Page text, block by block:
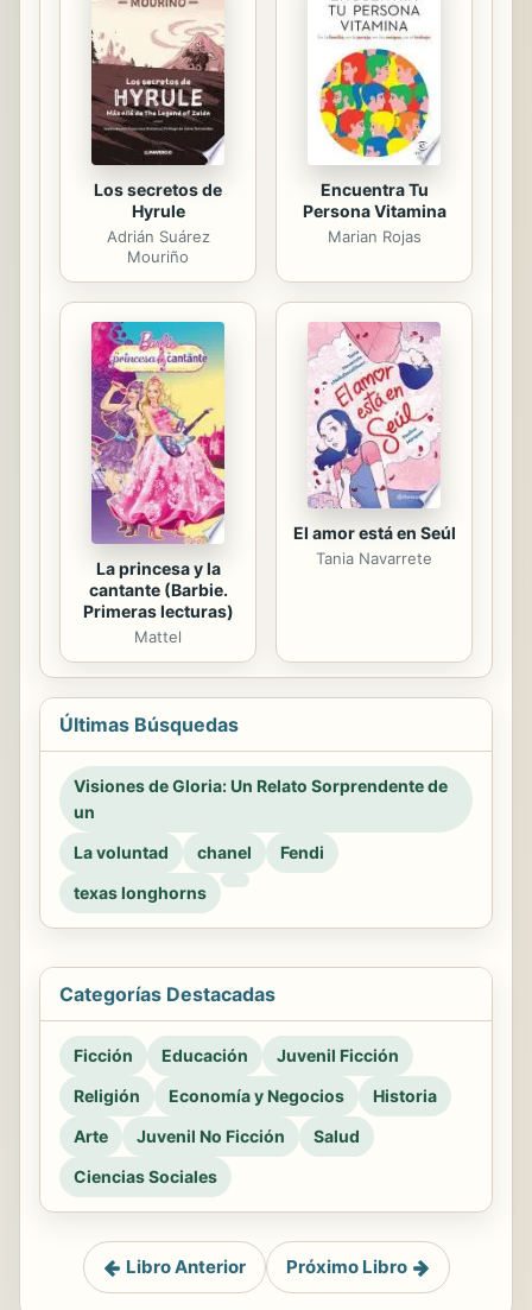
lo que todos buscamos (seguridad,
integración y felicidad). Y lo que es
peor: Milhombres los persigue hasta
en sueños. Sueña con la gloria de
cazarlos, aunque ...
Los secretos de
Hyrule
Adrián Suárez
Mouriño
Encuentra Tu
Persona Vitamina
Marian Rojas
La princesa y la
cantante (Barbie.
Primeras lecturas)
Mattel
El amor está en Seúl
Tania Navarrete
Últimas Búsquedas
Visiones de Gloria: Un Relato Sorprendente de
un
La voluntad
chanel
Fendi
texas longhorns
Categorías Destacadas
Ficción Educación
Juvenil Ficción
Religión
Economía y Negocios
Historia
Arte
Juvenil No Ficción
Salud
Ciencias Sociales
Libro Anterior Próximo Libro